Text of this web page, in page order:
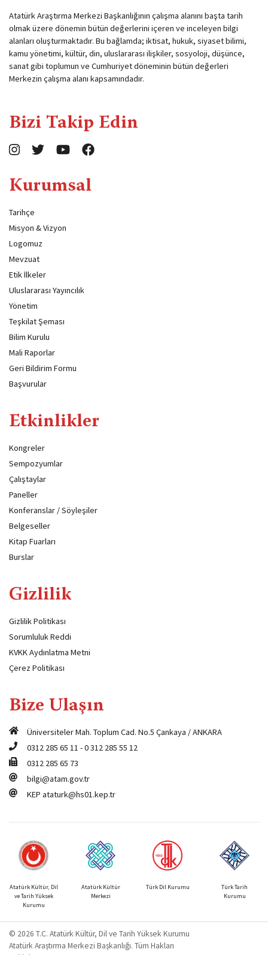
Atatürk Araştırma Merkezi Başkanlığının çalışma alanını başta tarih
olmak üzere dönemin bütün değerlerini içeren ve inceleyen bilgi
alanları oluşturmaktadır. Bu bağlamda; iktisat, hukuk, siyaset bilimi,
kamu yönetimi, kültür, din, uluslararası ilişkiler, sosyoloji, düşünce,
sanat gibi toplumun ve Cumhuriyet döneminin bütün değerleri
Merkezin çalışma alanı kapsamındadır.
Bizi Takip Edin
Kurumsal
Tarihçe
Misyon & Vizyon
Logomuz
Mevzuat
Etik İlkeler
Uluslararası Yayıncılık
Yönetim
Teşkilat Şeması
Bilim Kurulu
Mali Raporlar
Geri Bildirim Formu
Başvurular
Etkinlikler
Kongreler
Sempozyumlar
Çalıştaylar
Paneller
Konferanslar / Söyleşiler
Belgeseller
Kitap Fuarları
Burslar
Gizlilik
Gizlilik Politikası
Sorumluluk Reddi
KVKK Aydınlatma Metni
Çerez Politikası
Bize Ulaşın
Üniversiteler Mah. Toplum Cad. No.5 Çankaya / ANKARA
0312 285 65 11 -0 312 285 55 12
0312 285 65 73
bilgi@atam.gov.tr
KEP ataturk@hs01.kep.tr
Atatürk Kültür, Dil
ve Tarih Yüksek
Kurumu
Atatürk Kültür
Merkezi
Türk Dil Kurumu
Türk Tarih
Kurumu
© 2026 T.C. Atatürk Kültür, Dil ve Tarih Yüksek Kurumu
Atatürk Araştırma Merkezi Başkanlığı. Tüm Hakları